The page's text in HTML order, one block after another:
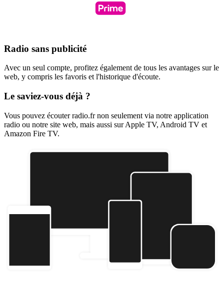
Radio sans publicité
Avec un seul compte, profitez également de tous les avantages sur le
web, y compris les favoris et l'historique d'écoute.
Le saviez-vous déjà ?
Vous pouvez écouter radio.fr non seulement via notre application
radio ou notre site web, mais aussi sur Apple TV, Android TV et
Amazon Fire TV.